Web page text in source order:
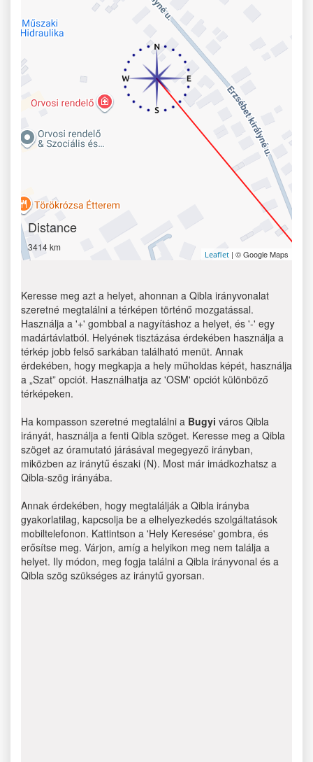
Distance
3414 km
Leaflet | © Google Maps
Keresse meg azt a helyet, ahonnan a Qibla irányvonalat
szeretné megtalálni a térképen történő mozgatással.
Használja a '+' gombbal a nagyításhoz a helyet, és '-' egy
madártávlatból. Helyének tisztázása érdekében használja a
térkép jobb felső sarkában található menüt. Annak
érdekében, hogy megkapja a hely műholdas képét, használja
a „Szat” opciót. Használhatja az 'OSM' opciót különböző
térképeken.
Ha kompasson szeretné megtalálni a Bugyi város Qibla
irányát, használja a fenti Qibla szöget. Keresse meg a Qibla
szöget az óramutató járásával megegyező irányban,
miközben az iránytű északi (N). Most már imádkozhatsz a
Qibla-szög irányába.
Annak érdekében, hogy megtalálják a Qibla irányba
gyakorlatilag, kapcsolja be a elhelyezkedés szolgáltatások
mobiltelefonon. Kattintson a 'Hely Keresése' gombra, és
erősítse meg. Várjon, amíg a helyikon meg nem találja a
helyet. Ily módon, meg fogja találni a Qibla irányvonal és a
Qibla szög szükséges az iránytű gyorsan.